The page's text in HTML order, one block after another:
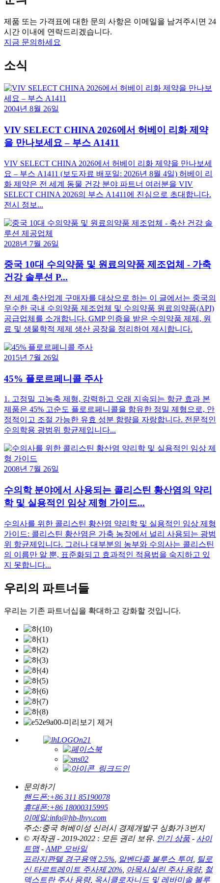
제품 또는 가격표에 대한 문의 사항은 이메일을 남겨주시면 24
시간 이내에 연락드리겠습니다.
지금 문의하세요
소식
2004년 8월 26일
VIV SELECT CHINA 2026에서 허베이 리화 제약
을 만나보세요 – 부스 A1411
VIV SELECT CHINA 2026에서 허베이 리화 제약을 만나보세
요 – 부스 A1411 (보도자료 배포일: 2026년 8월 4일) 허베이 리
화 제약은 전 세계 동물 건강 분야 파트너 여러분을 VIV
SELECT CHINA 2026의 부스 A1411에 진심으로 초대합니다.
전시 정보...
2028년 7월 26일
중국 10대 수의약품 및 원료의약품 제조업체 - 가축
건강 솔루션 P...
전 세계 축산업계 구매자를 대상으로 하는 이 글에서는 중국의
우수한 국내 수의약품 제조업체 및 수의약품 원료의약품(API)
공급업체를 소개합니다. GMP 인증을 받은 수의약품 제제, 원
료 및 생물학적 제제 생산 공장을 정리하여 제시합니다.
2015년 7월 26일
45% 플로르페니콜 주사
1. 고정밀 고농축 제형, 강력하고 오래 지속되는 항균 효과 본
제품은 45% 고순도 플로르페니콜을 함유한 정밀 제형으로, 안
정적이고 조절 가능한 유효 성분 함량을 자랑합니다. 전문적인
수의학용 광범위 항균제입니다...
2008년 7월 26일
수의학 분야에서 사용되는 콜리스틴 황산염의 약리
학 및 실용적인 임상 제형 가이드...
수의사를 위한 콜리스틴 황산염 약리학 및 실용적인 임상 제형
가이드: 콜리스틴 황산염은 가축 농장에서 널리 사용되는 광범
위 항균제입니다. 그러나 대부분의 농부와 수의사는 콜리스틴
의 이름만 알 뿐, 표준화되고 효과적인 적용법을 숙지하고 있
지 못합니다...
우리의 파트너들
우리는 기존 파트너십을 확대하고 강화할 것입니다.
문의하기
핸드폰:+86 311 85190078
휴대폰:+86 18000315995
이메일:info@hb-lhyy.com
주소:중국 허베이성 신러시 경제개발구 싱화가 3번지
© 저작권 - 2019-2022 : 모든 권리 보유. 인기 상품- 사이
트맵- AMP 모바일
프라지콴텔 경구용액 2.5%
알벤다졸 볼루스 투여, 틸로
신 타르트레이트 주사제 20% 아목시실린 주사 용량, 철
덱스트란 주사 용량, 옥시클로자니드 및 레바미솔 볼루